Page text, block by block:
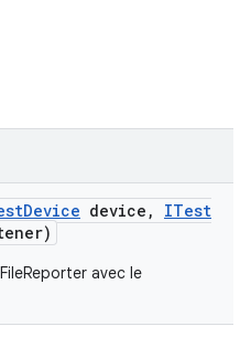
Device device ,
ITest
avec le